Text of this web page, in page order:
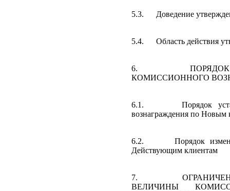
5.3. Доведение
5.4. Область действия
6.
КОМИССИОННОГО
6.1.
Порядок
вознаграждения по Новым
6.2.
Порядок
Действующим клиентам
7.
ВЕЛИЧИНЫ